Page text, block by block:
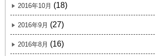
2016年10月 (18)
2016年9月 (27)
2016年8月 (16)